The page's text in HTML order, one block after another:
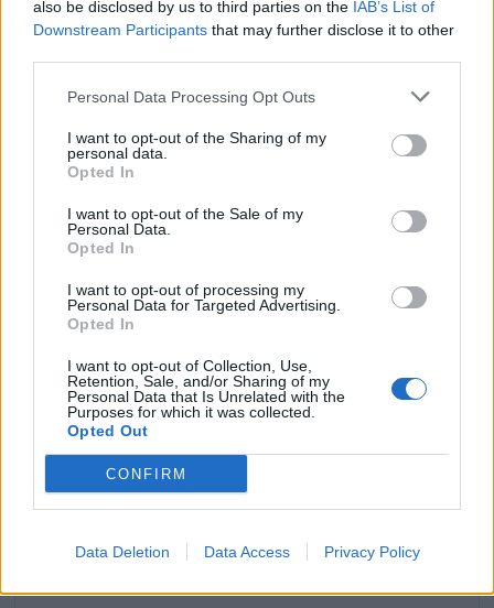
also be disclosed by us to third parties on the IAB’s List of
Downstream Participants that may further disclose it to other
Personal Data Processing Opt Outs
I want to opt-out of the Sharing of my
personal data.
Opted In
I want to opt-out of the Sale of my
Personal Data.
Opted In
I want to opt-out of processing my
Personal Data for Targeted Advertising.
Opted In
I want to opt-out of Collection, Use,
Retention, Sale, and/or Sharing of my
Personal Data that Is Unrelated with the
Purposes for which it was collected.
Opted Out
CONFIRM
Data Deletion Data Access Privacy Policy
Laisser un commentaire
Votre adresse e-mail ne sera pas publiée.Les champs
obligatoires sont indiqués avec
COMMENTAIRE*